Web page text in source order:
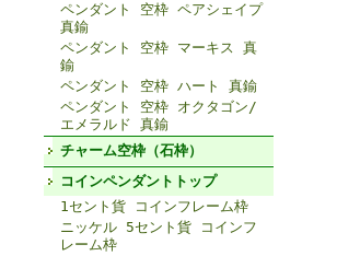
ペンダント 空枠 ペアシェイプ
真鍮
ペンダント 空枠 マーキス 真
鍮
ペンダント 空枠 ハート 真鍮
ペンダント 空枠 オクタゴン/
エメラルド 真鍮
チャーム空枠（石枠）
コインペンダントトップ
1セント貨 コインフレーム枠
ニッケル 5セント貨 コインフ
レーム枠